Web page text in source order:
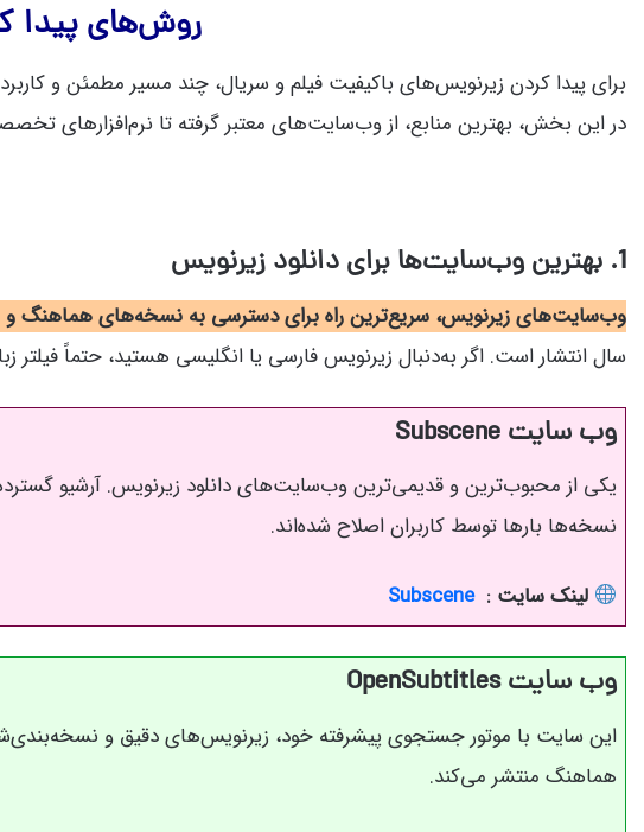
روش‌های پیدا
برای پیدا کردن زیرنویس‌های باکیفیت فیلم و سریال، چند مسیر مطمئن و
در این بخش، بهترین منابع، از وب‌سایت‌های معتبر گرفته تا نرم‌افزارهای
1. بهترین وب‌سایت‌ها برای دانلود زیرنویس
وب‌سایت‌های زیرنویس، سریع‌ترین راه برای دسترسی به نسخه‌های هماهنگ و
سال انتشار است. اگر به‌دنبال زیرنویس فارسی یا انگلیسی هستید، حتماً فیلتر
وب سایت Subscene
یکی از محبوب‌ترین و قدیمی‌ترین وب‌سایت‌های دانلود زیرنویس. آرشیو
نسخه‌ها بارها توسط کاربران اصلاح شده‌اند.
لینک سایت :Subscene
وب سایت OpenSubtitles
این سایت با موتور جستجوی پیشرفته خود، زیرنویس‌های دقیق و
هماهنگ منتشر می‌کند.